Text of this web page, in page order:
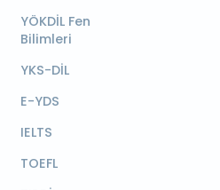
YÖKDİL Fen
Bilimleri
YKS-DİL
E-YDS
IELTS
TOEFL